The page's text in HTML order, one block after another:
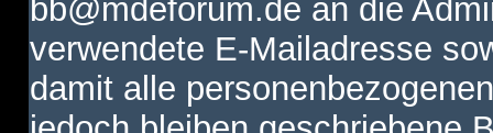
bb@mdeforum.de an die
verwendete E-Mailadresse
damit alle